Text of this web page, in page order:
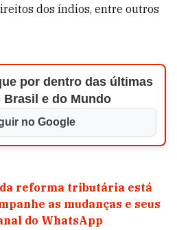
dos índios, entre outros
por dentro das últimas
e do Mundo
no Google
reforma tributária está
as mudanças e seus
do WhatsApp